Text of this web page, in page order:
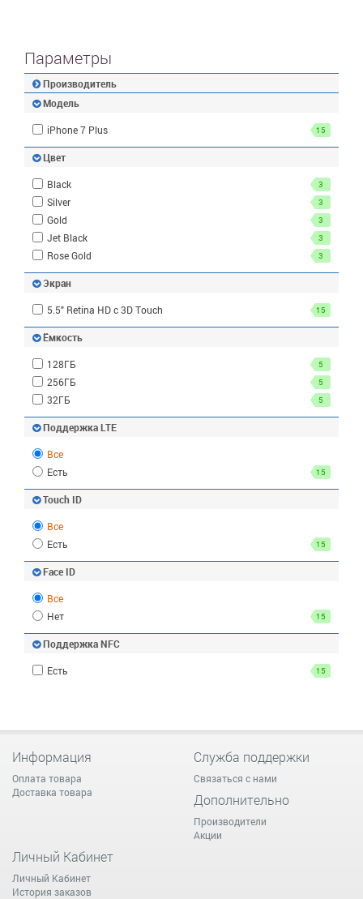
Параметры
Производитель
Модель
iPhone 7 Plus 15
Цвет
Black 3
Silver 3
Gold 3
Jet Black 3
Rose Gold 3
Экран
5.5" Retina HD с 3D Touch 15
Ёмкость
128ГБ 5
256ГБ 5
32ГБ 5
Поддержка LTE
Все
Есть
15
Touch ID
Все
Есть
15
Face ID
Все
Нет
15
Поддержка NFC
Есть 15
Информация
Оплата товара
Доставка товара
Служба поддержки
Связаться с нами
Дополнительно
Производители
Акции
Личный Кабинет
Личный Кабинет
История заказов